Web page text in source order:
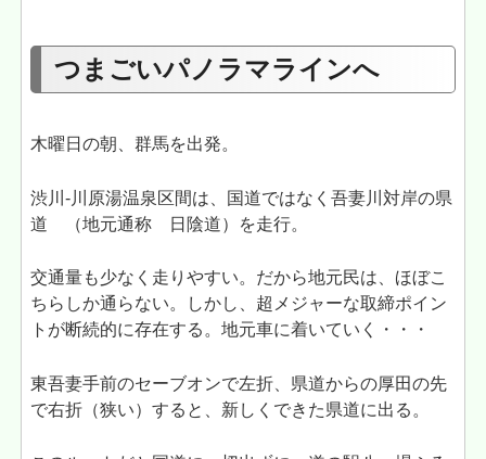
つまごいパノラマラインへ
木曜日の朝、群馬を出発。
渋川-川原湯温泉区間は、国道ではなく吾妻川対岸の県
道 （地元通称 日陰道）を走行。
交通量も少なく走りやすい。だから地元民は、ほぼこ
ちらしか通らない。しかし、超メジャーな取締ポイン
トが断続的に存在する。地元車に着いていく・・・
東吾妻手前のセーブオンで左折、県道からの厚田の先
で右折（狭い）すると、新しくできた県道に出る。